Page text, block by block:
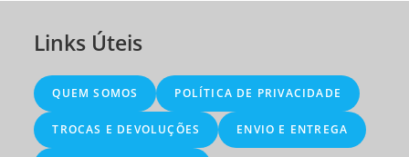
Links Úteis
QUEM SOMOS POLÍTICA DE PRIVACIDADE
TROCAS E DEVOLUÇÕES ENVIO E ENTREGA